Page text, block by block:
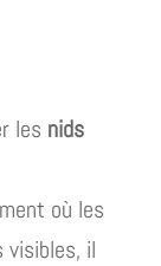
les nids
où les
visibles, il